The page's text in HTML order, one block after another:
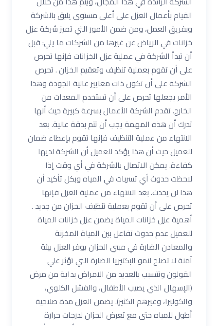
القيام بأعمال العزل على أعلى مستوى يليق بالشركة
وبفريق العمل، ومن ضمن الأمور التي تميز شركة عزل
خزانات في الرياض عن غيرها من الشركات ما يلي: قبل
أن تبدأ الشركة في عملية عزل الخزانات فإنها تحرص
على أن تقوم بعملية تنظيف وتعقيم الخزان . تحرص
الشركة على أن تكون ذات معايير عالية الجودة وهذا
الأمر يجعلها تحرص على أن تستخدم المعدات من
الخارج. تقدم الشركة الأعمال بسرعة كبيرة حيث أنها
تدرك أن هذه المهمة يجب أن تتم بدقة عالية. بعد
الانتهاء من عملية التنظيف فإنها تقوم بإعطاء ضمان
للعميل حيث أن هذا يؤكد للعميل أن الشركة لديها
كفاءة. يمكن الاتصال بالشركة في أي وقت إذا
لاحظت حدوث أي تسربات في المياه وبكل تأكيد أن
هذا لن يحدث. بعد الانتهاء من عملية العزل فإنها
تحرص على أن تقوم بعملية تنظيف الخزان من جديد .
أهمية عزل خزانات المياة يضمن عزل خزانات المياة
للعميل عدم حدوث تفاعل بين المياة المخزنة
والمعادن الضارة في مبني الخزان يوفر العزل بيئة
آمنة لا تصلح لنمو البكتيريا الضارة التي تؤثر علي
القولون وتتسبب بالعديد من الامراض بداية من مرض
(الإسهال الذي يصيب الأطفال، والفشل الكلوي،
والكوليرا، وغيرهم الكثير). يضمن العزل مدة صلاحية
أطول للمياه حتى مع تعرض الخزان لدرجات حرارة